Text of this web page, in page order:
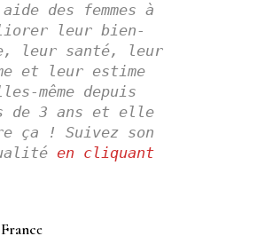
des femmes à
leur bien-
leur santé, leur
et leur estime
même depuis
de 3 ans et elle
ça !
Suivez son
en cliquant
e